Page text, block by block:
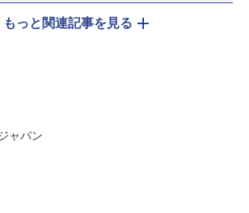
もっと関連記事を見る
ャパン